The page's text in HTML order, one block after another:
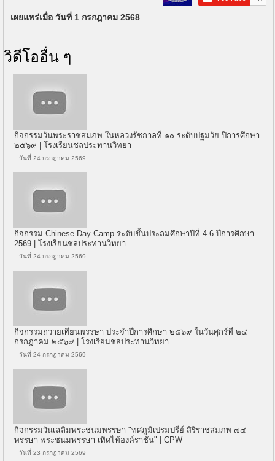
เผยแพร่เมื่อ วันที่ 1 กรกฎาคม 2568
วิดีโออื่น ๆ
กิจกรรมวันพระราชสมภพ ในหลวงรัชกาลที่ ๑๐ ระดับปฐมวัย ปีการศึกษา
๒๕๖๙ | โรงเรียนชลประทานวิทยา
วันที่ 24 กรกฎาคม 2569
กิจกรรม Chinese Day Camp ระดับชั้นประถมศึกษาปีที่ 4-6 ปีการศึกษา
2569 | โรงเรียนชลประทานวิทยา
วันที่ 24 กรกฎาคม 2569
กิจกรรมถวายเทียนพรรษา ประจำปีการศึกษา ๒๕๖๙ ในวันศุกร์ที่ ๒๔
กรกฎาคม ๒๕๖๙ | โรงเรียนชลประทานวิทยา
วันที่ 24 กรกฎาคม 2569
กิจกรรมวันเฉลิมพระชนมพรรษา "ทศภูมิเปรมปรีย์ สิริราชสมภพ ๗๔
พรรษา พระชนมพรรษา เทิดไท้องค์ราชัน" | CPW
วันที่ 23 กรกฎาคม 2569